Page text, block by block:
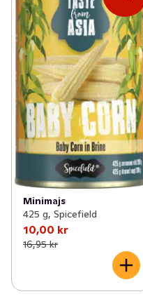
✓ Gurka (2)
✓ Rotfrukter (20)
✓ Paprika (9)
✓ Broccoli (3)
✓ Ärtor & bönor (7)
Grönsaksblandningar (4)
✓ Zucchini
Minimajs
425 g, Spicefield
10,00 kr
16,95 kr